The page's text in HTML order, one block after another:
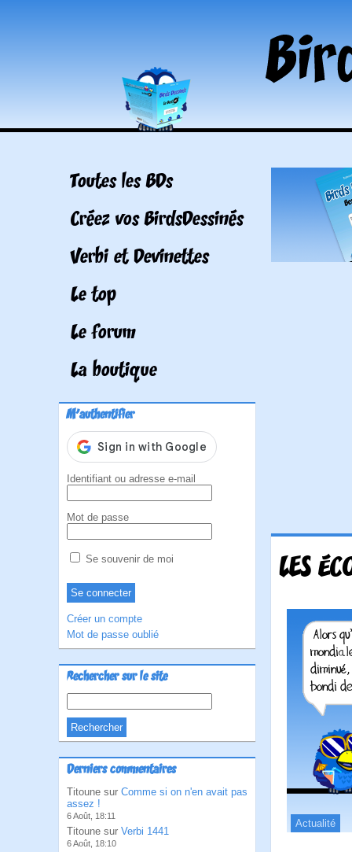
Toutes les BDs
Créez vos BirdsDessinés
Verbi et Devinettes
Le top
Le forum
La boutique
M'authentifier
Identifiant ou adresse e-mail
Mot de passe
Se souvenir de moi
Créer un compte
Mot de passe oublié
Rechercher sur le site
Derniers commentaires
Titoune sur Comme si on n'en avait pas
assez !
6 Août, 18:11
Titoune sur Verbi 1441
6 Août, 18:10
LES
Actualité